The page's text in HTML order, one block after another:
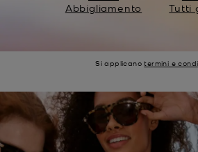
Abbigliamento
Tutti
Si applicanotermini e